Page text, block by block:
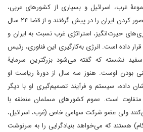
غرب، اسرائیل و بسیاری از کشورهای عربی،
ترکیبی از محدود کردن و محصور کردن ایران را در پیش گرفتند و از قضا ۲۴ سال
حیرت‌انگیز، استراتژی غرب نسبت به ایران و
قرار داده است. انرژی به‌‌کارگیری این فناوری، رئیس
نشسته که گفته می‌شود بزرگترین سرمایۀ
بودن اوست. هنوز سه سال از دورۀ ریاست او
داده، سیستم و فرآیند تصمیم‌‌گیری او با دیگر
متفاوت است. عموم کشورهای مسلمان منطقه با
ولی عضو شرکت سهامی خاص (غرب، اسرائیل،
هستند که می‌خواهد بنیادگرایی را به سرنوشت